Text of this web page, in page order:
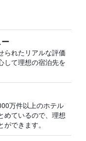
られたリアルな評価
して理想の宿泊先を
万件以上のホテル
めているので、理想
できます。